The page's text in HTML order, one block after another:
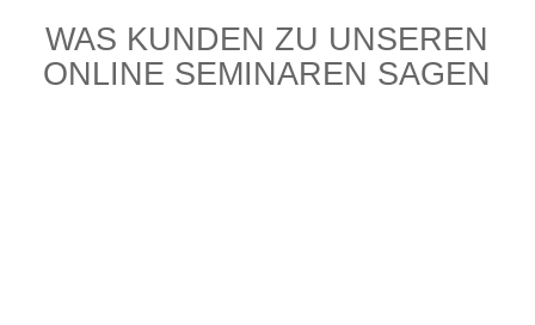
WAS KUNDEN ZU UNSEREN
ONLINE SEMINAREN SAGEN